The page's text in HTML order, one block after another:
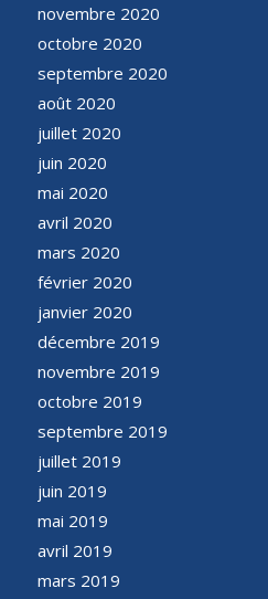
novembre 2020
octobre 2020
septembre 2020
août 2020
juillet 2020
juin 2020
mai 2020
avril 2020
mars 2020
février 2020
janvier 2020
décembre 2019
novembre 2019
octobre 2019
septembre 2019
juillet 2019
juin 2019
mai 2019
avril 2019
mars 2019